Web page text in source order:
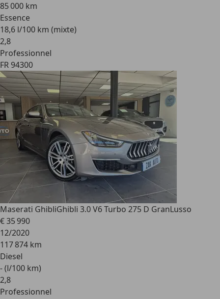
85 000 km
Essence
18,6 l/100 km (mixte)
2,8
Professionnel
FR 94300
Maserati GhibliGhibli 3.0 V6 Turbo 275 D GranLusso
€ 35 990
12/2020
117 874 km
Diesel
- (l/100 km)
2,8
Professionnel